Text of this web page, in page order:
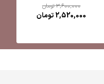
3,600,000تومان
2,520,000تومان